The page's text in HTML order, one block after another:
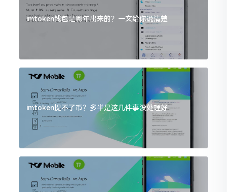
imtoken钱包是哪年出来的？一文给你说清楚
imtoken提不了币？多半是这几件事没处理好